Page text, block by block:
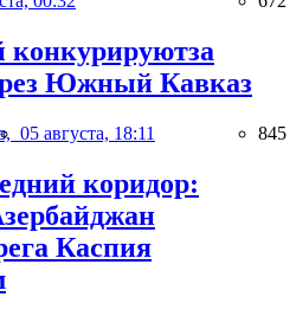
Южный Кавказ
05 августа, 18:11 845
коридор:
Каспия